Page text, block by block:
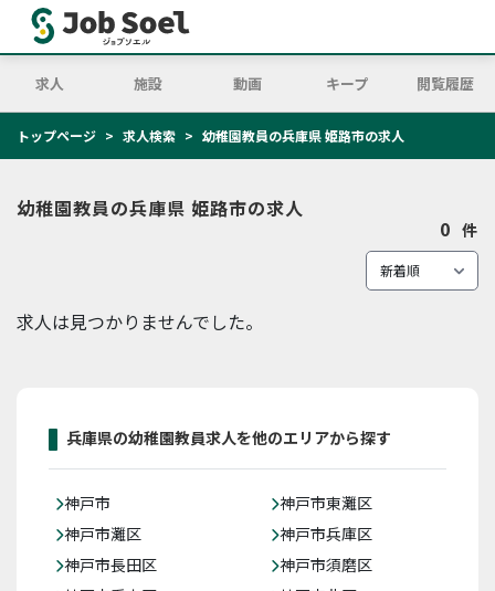
求人 施設 動画 キープ 閲覧履歴
トップページ 求人検索 幼稚園教員の兵庫県 姫路市の求人
幼稚園教員の兵庫県 姫路市の求人
0 件
求人は見つかりませんでした。
兵庫県の幼稚園教員求人を他のエリアから探す
神戸市
神戸市東灘区
神戸市灘区
神戸市兵庫区
神戸市長田区
神戸市須磨区